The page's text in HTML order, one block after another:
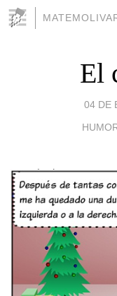
El
04 DE